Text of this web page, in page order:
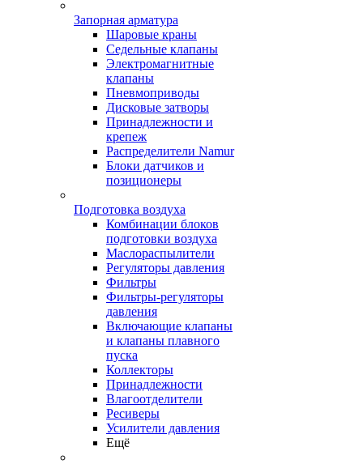
Запорная арматура
Шаровые краны
Седельные клапаны
Электромагнитные
клапаны
Пневмоприводы
Дисковые затворы
Принадлежности и
крепеж
Распределители Namur
Блоки датчиков и
позиционеры
Подготовка воздуха
Комбинации блоков
подготовки воздуха
Маслораспылители
Регуляторы давления
Фильтры
Фильтры-регуляторы
давления
Включающие клапаны
и клапаны плавного
пуска
Коллекторы
Принадлежности
Влагоотделители
Ресиверы
Усилители давления
Ещё